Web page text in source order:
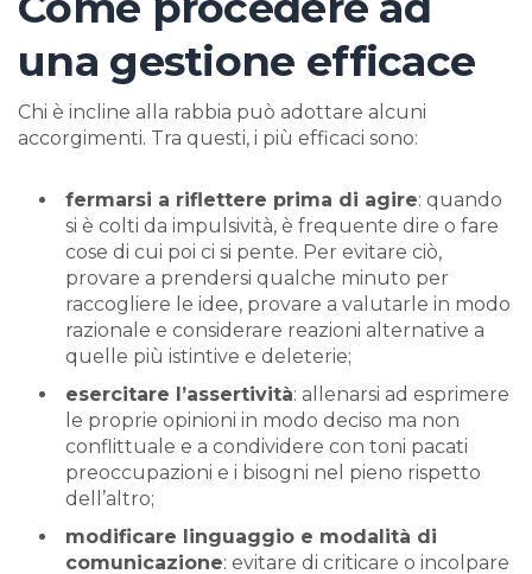
una gestione efficace
Chi è incline alla rabbia può adottare alcuni
accorgimenti. Tra questi, i più efficaci sono:
fermarsi a riflettere prima di agire: quando
si è colti da impulsività, è frequente dire o fare
cose di cui poi ci si pente. Per evitare ciò,
provare a prendersi qualche minuto per
raccogliere le idee, provare a valutarle in modo
razionale e considerare reazioni alternative a
quelle più istintive e deleterie;
esercitare l’assertività: allenarsi ad esprimere
le proprie opinioni in modo deciso ma non
conflittuale e a condividere con toni pacati
preoccupazioni e i bisogni nel pieno rispetto
dell’altro;
modificare linguaggio e modalità di
comunicazione: evitare di criticare o incolpare